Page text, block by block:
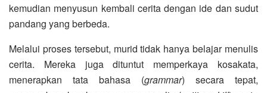
kemudian menyusun kembali cerita dengan ide dan sudut
pandang yang berbeda.
Melalui proses tersebut, murid tidak hanya belajar menulis
cerita. Mereka juga dituntut memperkaya kosakata,
menerapkan tata bahasa (grammar) secara tepat,